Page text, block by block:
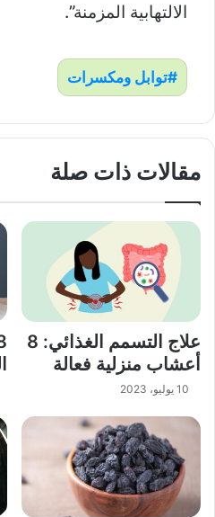
الالتهابية المزمنة”.
توابل ومكسرات
مقالات ذات صلة
علاج التسمم الغذائي: 8
أعشاب منزلية فعالة
10 يوليو، 2023